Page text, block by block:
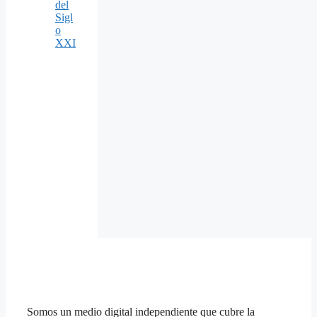
del
Sigl
o
XXI
Somos un medio digital independiente que cubre la